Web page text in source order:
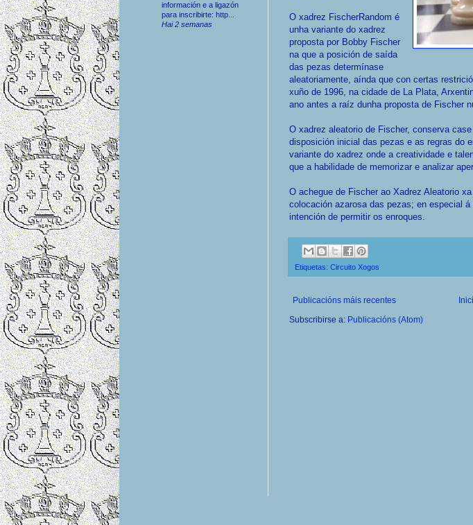
O xadrez FischerRandom é
unha variante do xadrez
proposta por Bobby Fischer
na que a posición de saída
das pezas determínase
aleatoriamente, aínda que con certas
xuño de 1996, na cidade de La Plata,
ano antes a raíz dunha proposta de Fischer
O xadrez aleatorio de Fischer, conserva
disposición inicial das pezas e as regras do
variante do xadrez onde a creatividade e
que a habilidade de memorizar e analizar
O achegue de Fischer ao Xadrez Aleatorio
colocación azarosa das pezas; en especial
intención de permitir os enroques.
Etiquetas: Circuito Xogos
Publicacións máis recentes
Subscribirse a: Publicacións (Atom)
información e a ligazón
para inscribirte: http...
Hai 2 semanas